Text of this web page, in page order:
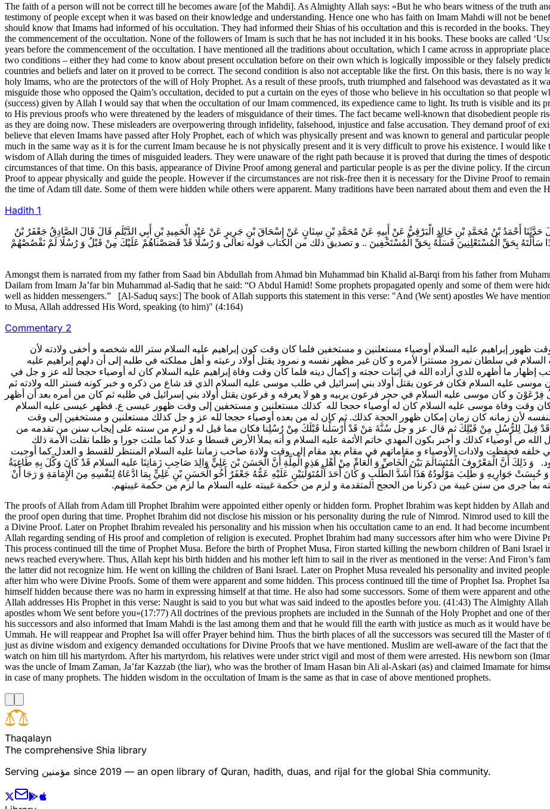
The faith of a person will not be correct till he becomes aware [of the Mahdi]. As Almighty Allah says: «But he who bears witness of the truth
testimony of people except when it was based on their knowledge and understanding. Hence one who has faith on Imam Mahdi will not be
should know that Imams had informed of his occultation. They had informed their Shias of his occultation and this is recorded in the books.
the commencement of the occultation. None of the followers of Imam is such that he has not included it in his books. These books are called
years before the commencement of the occultation. I have mentioned all the traditions about occultation, which I came across in appropriate
two conditions – either they had come to know about present occultation before on their own which is logically impossible or they falsely
countries and beliefs and later on it proved to be correct. The second condition is also not acceptable like the first. On this basis, there is no way
holy Imams, who are the protectors of the will of Holy Prophet. As a result of these proofs, truth triumphed and falsehood was devastated as it
misguide those who opposed the Qaim’s occultation, decided to put a curtain on the eyes of those who believe in his occultation so that
(success) given by Allah I would say that when the occultation of our Imam commenced, its expedience came to light. Its truth is visible and its
to His previous proofs who were threatened by the leaders of misguidance of their times. The fact became well-known that disobedient people
as they are doing now. These misleaders are overpowering through infidelity, falsehood, injustice and false accusation. They demand proof of
believe that eleven Imams have passed after Holy Prophet, each of which was physically present and was known to general and particular
much in the same way as it is for the current Imam because he is not physically present and it is very difficult to prove his existence. I would
wisdom of Allah during the times of misguided leaders. They were unaware of the right path because it is proved that during the times of
circumstances of that time. On this basis, appearance of Divine Proof among general and particular people is as per the divine policy. If the
Proof to appear physically and guide the people. However if the circumstances are not risk-free then it is necessary for the Divine Proof to
the time of Adam till date. Some of them were hidden while others were apparent. Many traditions have been narrated about them and even the
Hadith 1
حَدَّثَنَا أَحْمَدُ بْنُ مُحَمَّدِ بْنِ خَالِدٍ الْبَرْقِيُّ عَنْ أَبِيهِ عَنْ مُحَمَّدِ بْنِ سِنَانٍ عَنْ إِسْحَاقَ بْنِ جَرِيرٍ عَنْ عَبْدِ الْحَمِيدِ بْنِ أَبِي الدَّيْلَمِ قَالَ قَالَ الصَّادِقُ جَعْفَرُ بْنُ
سَأَلْتَهُ بِحَقِّ الْمُسْتَعْلِنِينَ فَسَلْهُ بِحَقِّ الْمُسْتَخْفِينَ .. و تصديق ذلك من الكتاب قوله تعالى‌ وَ رُسُلًا قَدْ قَصَصْناهُمْ عَلَيْكَ مِنْ قَبْلُ وَ رُسُلًا لَمْ نَقْصُصْهُمْ
Amongst them is narrated from my father from Saad bin Abdullah from Ahmad bin Muhammad bin Khalid al-Barqi from his father from
Dailam from Imam Ja’far bin Muhammad al-Sadiq that he said: “O Abdul Hamid! Some prophets propagated openly and some of them were
well as hidden messengers.” [Al-Saduq says:] The book of Allah supports this statement in this verse: "And (We sent) apostles We have
to Musa, Allah addressed His Word, speaking (to him)" (4:164)
Commentary 2
ظهور إبراهيم عليه السلام أوصياء مستعلنين و مستخفين فلما كان وقت كون إبراهيم عليه السلام ستر الله شخصه و أخفى ولادته لأن
في سلطان نمرود مستترا لأمره و كان غير مظهر نفسه و نمرود يقتل أولاد رعيته و أهل مملكته في طلبه إلى أن دلهم إبراهيم عليه
إظهار ما أظهره للذي أراده الله في إثبات حجته و إكمال دينه فلما كان وقت وفاة إبراهيم عليه السلام كان له أوصياء حججا لله عز و جل في
عليه السلام فكان فرعون يقتل أولاد بني إسرائيل في طلب موسى عليه السلام الذي قد شاع من ذكره و خبر كونه فستر الله ولادته ثم
فِرْعَوْنَ‌ و كان موسى عليه السلام في حجر فرعون يربيه و هو لا يعرفه و فرعون يقتل أولاد بني إسرائيل في طلبه ثم كان من أمره بعد أن أظهر
وقت‌ وفاة موسى عليه السلام كان له أوصياء حججا لله كذلك مستعلنين و مستخفين إلى وقت ظهور عيسى ع. فظهر عيسى عليه السلام
لنفسه لأن زمانه كان زمان إمكان ظهور الحجة كذلك. ثم كان له من بعده أوصياء حججا لله عز و جل كذلك مستعلنين و مستخفين إلى وقت
قَدْ قِيلَ لِلرُّسُلِ مِنْ قَبْلِكَ‌ ثم قال عز و جل‌ سُنَّةَ مَنْ قَدْ أَرْسَلْنا قَبْلَكَ مِنْ رُسُلِنا فكان مما قيل له و لزم من سنته على إيجاب سنن من تقدمه من
الله ص أوصياء كذلك و أخبر بكون المهدي خاتم الأئمة عليه السلام و أنه يملأ الأرض قسطا و عدلا كما ملئت جورا و ظلما نقلت الأمة ذلك
فحفظت ولادات الأوصياء و مقاماتهم في مقام بعد مقام إلى وقت ولادة صاحب زماننا عليه السلام المنتظر للقسط و العدل كما أوجبت
وَ ذَلِكَ أَنَّ الْمَعْرُوفَ الْمُتَسَالَمَ بَيْنَ الْخَاصِّ وَ الْعَامِّ مِنْ أَهْلِ هَذِهِ الْمِلَّةِ أَنَّ الْحَسَنَ بْنَ عَلِيٍّ وَالِدَ صَاحِبِ زَمَانِنَا عليه السلام قَدْ كَانَ وَكَّلَ بِهِ طَاغِيَةُ
وَ حُبِسَتْ جَوَارِيهِ وَ طُلِبَ مَوْلُودُهُ هَذَا أَشَدَّ الطَّلَبِ وَ كَانَ أَحَدَ الْمُتَوَلِّيَيْنِ عَلَيْهِ عَمُّهُ جَعْفَرٌ أَخُو الْحَسَنِ بْنِ عَلِيٍّ بِمَا ادَّعَاهُ لِنَفْسِهِ مِنَ الْإِمَامَةِ وَ رَجَا أَنْ
بما جرى من سنن غيبة من ذكرنا من الحجج المتقدمة و لزم من حكمة غيبته عليه السلام ما لزم من حكمة غيبتهم.
The proofs of Allah from Adam till Prophet Ibrahim were appointed either openly or hidden form. Prophet Ibrahim was kept hidden by Allah
the proof open during that time. Prophet Ibrahim did not disclose his mission or his personality during the rule of Nimrod. Nimrod used to kill
a Divine Proof. Later on Prophet Ibrahim revealed his personality and his mission when his occultation came to an end. It had become
Allah regarding sending of His proof and completion of religion is executed. Prophet Ibrahim had many successors after him who were Divine
This process continued till the time of Prophet Musa. Before the birth of Prophet Musa, Firon started killing the newborn children of Bani Israel
news reached everywhere. Thus, Allah kept his birth hidden and his mother left him to sail in the river as mentioned in the verse: And Firon’s
the latter did not recognize him. He went on killing the children of Bani Israel. Later on Prophet Musa revealed his personality and invited
after him who were Divine Proofs. Some of them were apparent and some hidden. This process continued till the time of Prophet Isa. Prophet
himself hidden because there was no harm in expressing himself at that time. He also had some successors. Some of them were apparent and
Allah addresses His Prophet in this verse: Naught is said to you but what was said indeed to the apostles before you. (41:43) The Almighty
apostles whom We sent before you»(17:77) All doctrines of the previous prophets are included in the Sunnah of the Holy Prophet and one of
his successors and also informed that Imam Mahdi is the last among them and that he would fill the earth with justice as much as it would have
Ummah. He will reappear and Prophet Isa will offer Prayer behind him. Thus the birth places of all the successors was secured till the Master
just as divine wisdom and exigency demanded occultations for Divine Proofs that we have mentioned. Muslim are well-aware of the fact that
watch on him till his martyrdom. After his martyrdom, his relatives were under strict vigil and most of them were arrested. His newborn son
was the uncle of Imam Zaman, Ja’far Kazzab (the liar), who was the brother of Imam Hasan bin Ali al-Askari (as) and claimed Imamate for
in case of many prophets. The hidden wisdom in the occultation of Imam is the same as that in case of above mentioned prophets.
Thaqalayn
The comprehensive Shia library
Serving مؤمنین since 2019 — an open library of Quran, hadith, duas, and rijal for the global Shia community.